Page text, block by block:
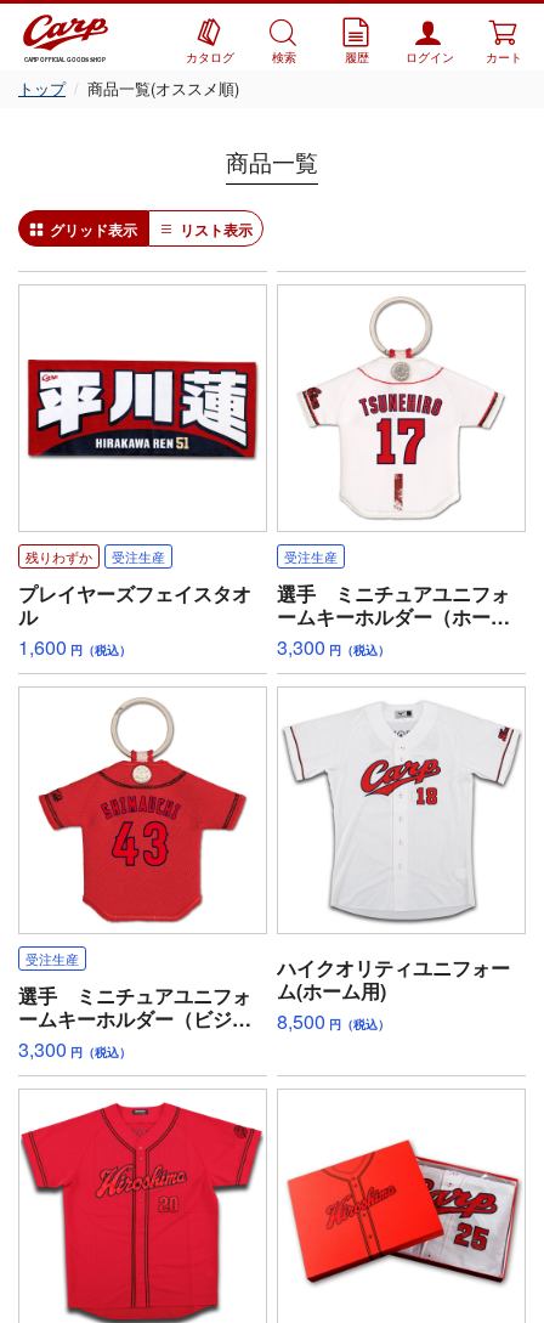
CARP OFFICIAL GOODS SHOP カタログ 検索 履歴 ログイン カート
トップ 商品一覧(オススメ順)
商品一覧
グリッド表示 リスト表示
残りわずか 受注生産
プレイヤーズフェイスタオ
ル
1,600 円（税込）
受注生産
選手 ミニチュアユニフォ
ームキーホルダー（ホー
ム）
3,300 円（税込）
受注生産
選手 ミニチュアユニフォ
ームキーホルダー（ビジタ
ー）
3,300 円（税込）
ハイクオリティユニフォー
ム(ホーム用)
8,500 円（税込）